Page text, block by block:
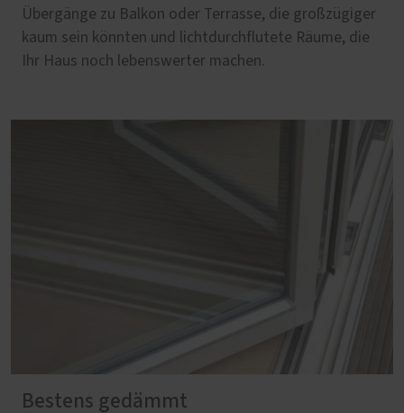
Übergänge zu Balkon oder Terrasse, die großzügiger
kaum sein könnten und lichtdurchflutete Räume, die
Ihr Haus noch lebenswerter machen.
Bestens gedämmt